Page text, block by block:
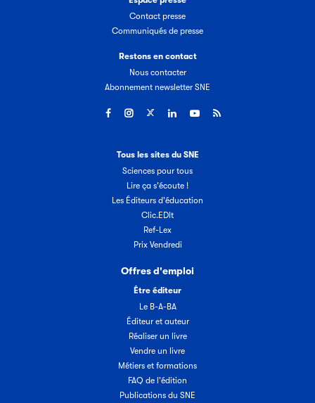
Contact presse
Communiqués de presse
Restons en contact
Nous contacter
Abonnement newsletter SNE
Tous les sites du SNE
Sciences pour tous
Lire ça s'écoute !
Les Éditeurs d'éducation
Clic.EDIt
Ref-Lex
Prix Vendredi
Offres d'emploi
Être éditeur
Le B-A-BA
Éditeur et auteur
Réaliser un livre
Vendre un livre
Métiers et formations
FAQ de l'édition
Publications du SNE